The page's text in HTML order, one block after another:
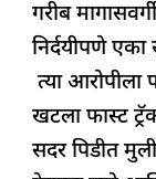
गरीब
निर्दयीपणे
त्या आरोपीला
खटला फास्ट
सदर पिडीत